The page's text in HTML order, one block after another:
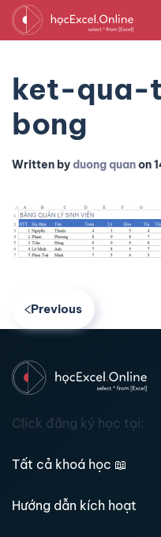
ket-qua-
bong
Written byduong quanon
Previous
Click đăng ký học tại:
Tất cả khoá học 📖
Hướng dẫn kích hoạt